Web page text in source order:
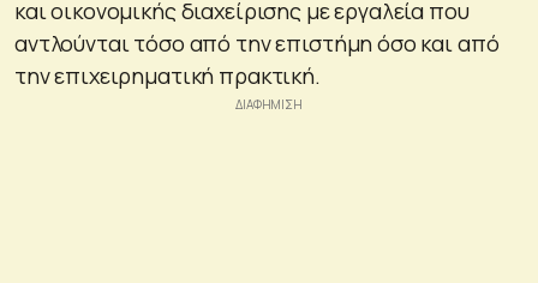
και οικονομικής διαχείρισης με εργαλεία που
αντλούνται τόσο από την επιστήμη όσο και από
την επιχειρηματική πρακτική.